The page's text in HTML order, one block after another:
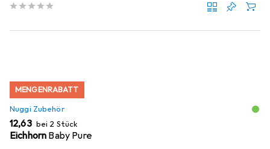
MENGENRABATT
Nuggi Zubehör
EUR
12,63 bei 2 Stück
Eichhorn Baby Pure